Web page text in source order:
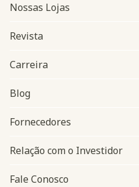
Navegação do rodapé
Nossas Lojas
Revista
Carreira
Blog
Fornecedores
Relação com o Investidor
Fale Conosco